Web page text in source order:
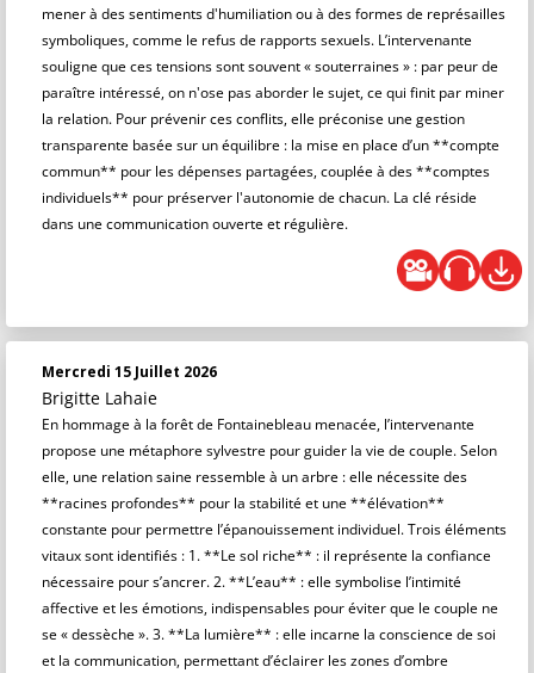
mener à des sentiments d'humiliation ou à des formes de représailles
symboliques, comme le refus de rapports sexuels. L’intervenante
souligne que ces tensions sont souvent « souterraines » : par peur de
paraître intéressé, on n'ose pas aborder le sujet, ce qui finit par miner
la relation. Pour prévenir ces conflits, elle préconise une gestion
transparente basée sur un équilibre : la mise en place d’un **compte
commun** pour les dépenses partagées, couplée à des **comptes
individuels** pour préserver l'autonomie de chacun. La clé réside
dans une communication ouverte et régulière.
Mercredi 15 Juillet 2026
Brigitte Lahaie
En hommage à la forêt de Fontainebleau menacée, l’intervenante
propose une métaphore sylvestre pour guider la vie de couple. Selon
elle, une relation saine ressemble à un arbre : elle nécessite des
**racines profondes** pour la stabilité et une **élévation**
constante pour permettre l’épanouissement individuel. Trois éléments
vitaux sont identifiés : 1. **Le sol riche** : il représente la confiance
nécessaire pour s’ancrer. 2. **L’eau** : elle symbolise l’intimité
affective et les émotions, indispensables pour éviter que le couple ne
se « dessèche ». 3. **La lumière** : elle incarne la conscience de soi
et la communication, permettant d’éclairer les zones d’ombre